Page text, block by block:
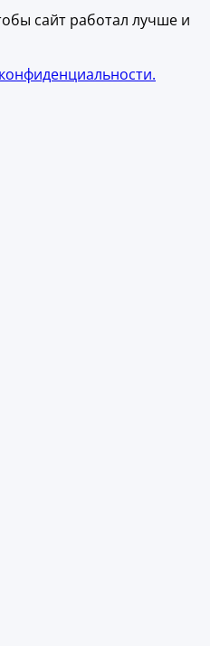
сайт работал лучше и